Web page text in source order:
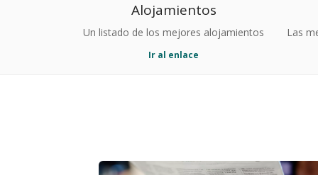
Alojamientos
Un listado de los mejores alojamientos
Ir al enlace
Las